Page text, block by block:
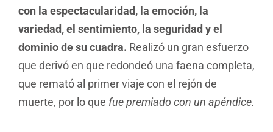
con la espectacularidad, la emoción, la
variedad, el sentimiento, la seguridad y el
dominio de su cuadra. Realizó un gran esfuerzo
que derivó en que redondeó una faena completa,
que remató al primer viaje con el rejón de
muerte, por lo que fue premiado con un apéndice.